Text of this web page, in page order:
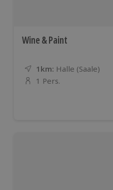
Wine & Paint
1km: Entfernung
Standort
Halle (Saale)
Anzahl der Teilnehmer
1 Pers.